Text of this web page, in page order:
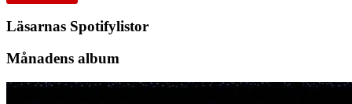
Läsarnas Spotifylistor
Månadens album